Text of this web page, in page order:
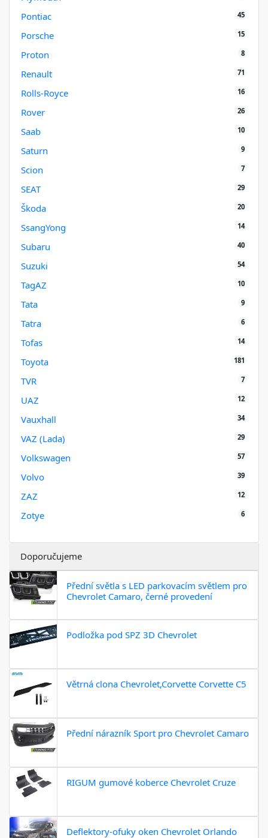
Pontiac 45
Porsche 15
Proton 8
Renault 71
Rolls-Royce 16
Rover 26
Saab 10
Saturn 9
Scion 7
SEAT 29
Škoda 20
SsangYong 14
Subaru 40
Suzuki 54
TagAZ 10
Tata 9
Tatra 6
Tofas 14
Toyota 181
TVR 7
UAZ 12
Vauxhall 34
VAZ (Lada) 29
Volkswagen 57
Volvo 39
ZAZ 12
Zotye 6
Doporučujeme
Přední světla s LED parkovacím světlem pro
Chevrolet Camaro, černé provedení
Podložka pod SPZ 3D Chevrolet
Větrná clona Chevrolet,Corvette Corvette C5
Přední nárazník Sport pro Chevrolet Camaro
RIGUM gumové koberce Chevrolet Cruze
Deflektory-ofuky oken Chevrolet Orlando